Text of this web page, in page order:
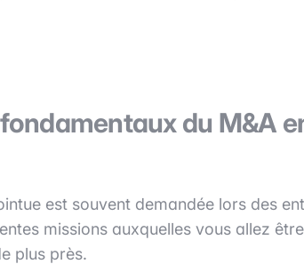
du M&A
est souvent demandée lors des
missions auxquelles vous allez
plus près.